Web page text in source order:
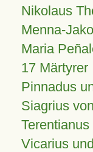
Nikolaus
Menna-
Maria
17 Märtyrer
Pinnadus
Siagrius
Vicarius